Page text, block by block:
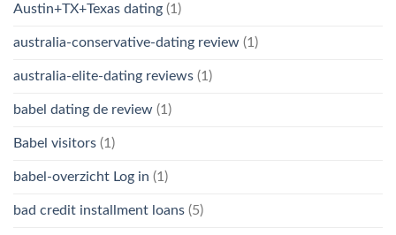
Austin+TX+Texas dating (1)
australia-conservative-dating review (1)
australia-elite-dating reviews (1)
babel dating de review (1)
Babel visitors (1)
babel-overzicht Log in (1)
bad credit installment loans (5)